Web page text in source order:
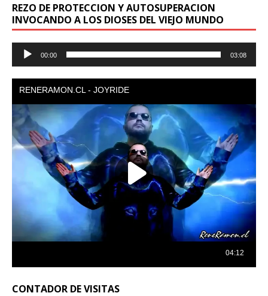
REZO DE PROTECCION Y AUTOSUPERACION
INVOCANDO A LOS DIOSES DEL VIEJO MUNDO
Reproductor
00:00 03:08
CONTADOR DE VISITAS